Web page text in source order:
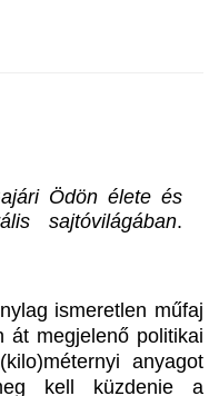
Ödön élete és
sajtóvilágában.
ismeretlen műfaj
át megjelenő politikai
anyagot
kell küzdenie a